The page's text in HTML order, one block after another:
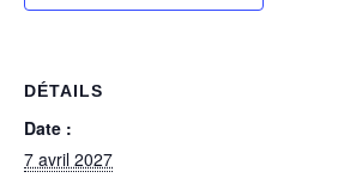
DÉTAILS
Date :
7 avril 2027